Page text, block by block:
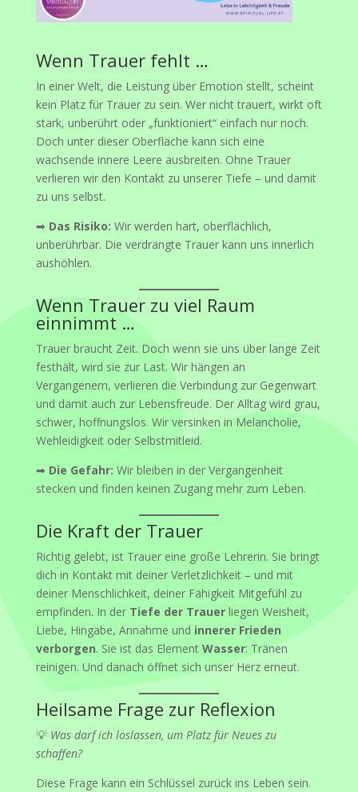
Wenn Trauer fehlt …
In einer Welt, die Leistung über Emotion stellt, scheint
kein Platz für Trauer zu sein. Wer nicht trauert, wirkt oft
stark, unberührt oder „funktioniert“ einfach nur noch.
Doch unter dieser Oberfläche kann sich eine
wachsende innere Leere ausbreiten. Ohne Trauer
verlieren wir den Kontakt zu unserer Tiefe – und damit
zu uns selbst.
➡ Das Risiko: Wir werden hart, oberflächlich,
unberührbar. Die verdrängte Trauer kann uns innerlich
aushöhlen.
Wenn Trauer zu viel Raum
einnimmt …
Trauer braucht Zeit. Doch wenn sie uns über lange Zeit
festhält, wird sie zur Last. Wir hängen an
Vergangenem, verlieren die Verbindung zur Gegenwart
und damit auch zur Lebensfreude. Der Alltag wird grau,
schwer, hoffnungslos. Wir versinken in Melancholie,
Wehleidigkeit oder Selbstmitleid.
➡ Die Gefahr: Wir bleiben in der Vergangenheit
stecken und finden keinen Zugang mehr zum Leben.
Die Kraft der Trauer
Richtig gelebt, ist Trauer eine große Lehrerin. Sie bringt
dich in Kontakt mit deiner Verletzlichkeit – und mit
deiner Menschlichkeit, deiner Fähigkeit Mitgefühl zu
empfinden. In der Tiefe der Trauerliegen Weisheit,
Liebe, Hingabe, Annahme und innerer Frieden
verborgen. Sie ist das Element Wasser: Tränen
reinigen. Und danach öffnet sich unser Herz erneut.
Heilsame Frage zur Reflexion
💡 Was darf ich loslassen, um Platz für Neues zu
schaffen?
Diese Frage kann ein Schlüssel zurück ins Leben sein.